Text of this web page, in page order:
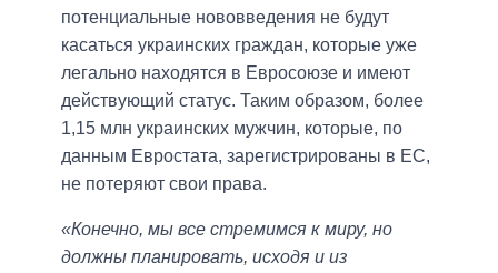
потенциальные нововведения не будут
касаться украинских граждан, которые уже
легально находятся в Евросоюзе и имеют
действующий статус. Таким образом, более
1,15 млн украинских мужчин, которые, по
данным Евростата, зарегистрированы в ЕС,
не потеряют свои права.
«Конечно, мы все стремимся к миру, но
должны планировать, исходя и из